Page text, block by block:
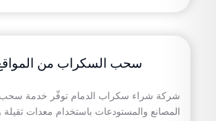
سحب السكراب من
شركة شراء سكراب الدمام توفّر خدمة
المصانع والمستودعات باستخدام معدات